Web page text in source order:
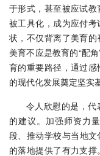
于形式，甚至被应试
被工具化，成为应付
状，不仅背离了美育的
美育不应是教育的“配
育的重要路径，通过
的现代化发展奠定坚实
令人欣慰的是，
的建议。加强师资力
段、推动学校与当地
的落地提供了有力支